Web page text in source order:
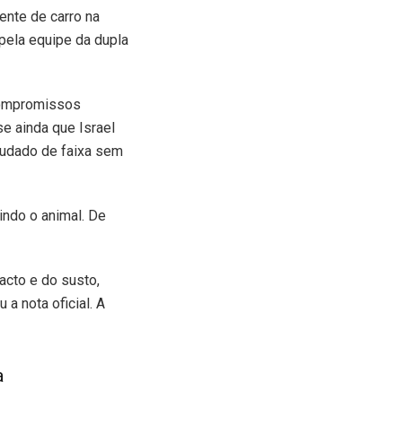
de carro na
equipe da dupla
ainda que Israel
de faixa sem
o animal. De
e do susto,
a nota oficial. A